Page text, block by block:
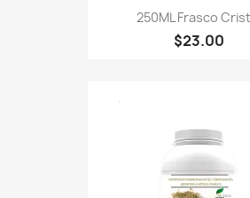
250ML Frasco
$23.00